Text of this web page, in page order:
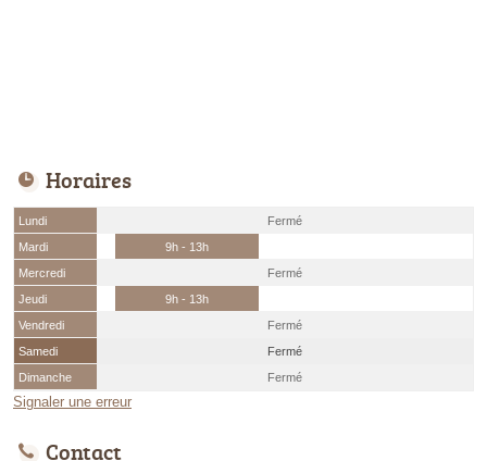
Horaires
Lundi
Fermé
Mardi
9h - 13h
Mercredi
Fermé
Jeudi
9h - 13h
Vendredi
Fermé
Samedi
Fermé
Dimanche
Fermé
Signaler une erreur
Contact